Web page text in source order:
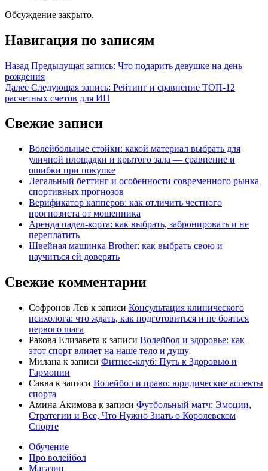
Обсуждение закрыто.
Навигация по записям
Назад Предыдущая запись: Что подарить девушке на день
рождения
Далее Следующая запись: Рейтинг и сравнение ТОП-12
расчетных счетов для ИП
Свежие записи
Волейбольные стойки: какой материал выбрать для
уличной площадки и крытого зала — сравнение и
ошибки при покупке
Легальный беттинг и особенности современного рынка
спортивных прогнозов
Верификатор капперов: как отличить честного
прогнозиста от мошенника
Аренда падел-корта: как выбрать, забронировать и не
переплатить
Швейная машинка Brother: как выбрать свою и
научиться ей доверять
Свежие комментарии
Софронов Лев к записи Консультация клинического
психолога: что ждать, как подготовиться и не бояться
первого шага
Ракова Елизавета к записи Волейбол и здоровье: как
этот спорт влияет на наше тело и душу
Милана к записи Фитнес-клуб: Путь к Здоровью и
Гармонии
Савва к записи Волейбол и право: юридические аспекты
спорта
Амина Акимова к записи Футбольный матч: Эмоции,
Стратегии и Все, Что Нужно Знать о Королевском
Спорте
Обучение
Про волейбол
Магазин